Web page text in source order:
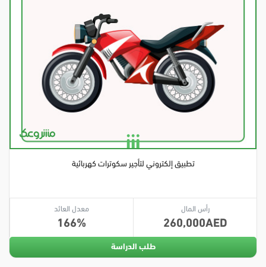
تطبيق إلكتروني لتأجير سكوترات كهربائية
رأس المال
260,000
معدل العائد
166
طلب الدراسة